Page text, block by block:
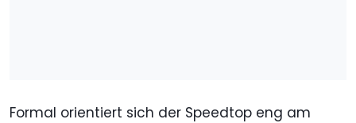
Formal orientiert sich der Speedtop eng am